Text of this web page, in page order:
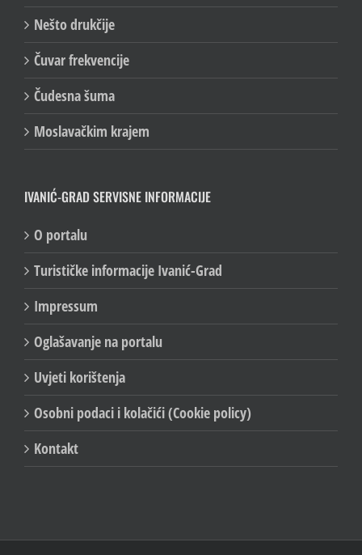
Nešto drukčije
Čuvar frekvencije
Čudesna šuma
Moslavačkim krajem
IVANIĆ-GRAD SERVISNE INFORMACIJE
O portalu
Turističke informacije Ivanić-Grad
Impressum
Oglašavanje na portalu
Uvjeti korištenja
Osobni podaci i kolačići (Cookie policy)
Kontakt